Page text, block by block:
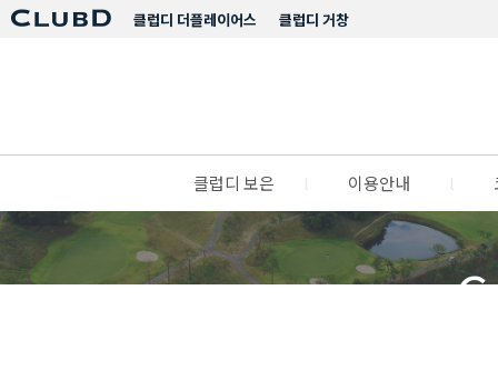
클럽디 거창
클럽디 더플레이어스
클럽디 보은 이용안내